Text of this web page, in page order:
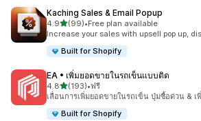
Kaching Sales & Email Popup
4.9เต็ม 5 ดาว
(99)
ทั้งหมด 99 รีวิว
•Free plan available
Increase your sales with upsell pop up,
Built for Shopify
EA • เพิ่มยอดขายในรถเข็นแบบติด
4.8เต็ม 5 ดาว
(193)
ทั้งหมด 193 รีวิว
•ฟรี
เลื่อนการเพิ่มยอดขายในรถเข็น ปุ่มซื้อด่วน &
Built for Shopify